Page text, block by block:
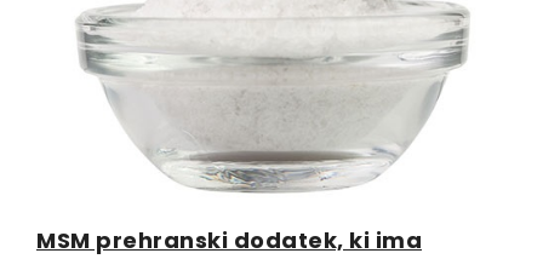
MSM prehranski dodatek, ki ima